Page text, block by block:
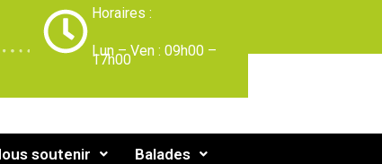
Horaires :
Lun – Ven : 09h00 –
17h00
soutenir Balades